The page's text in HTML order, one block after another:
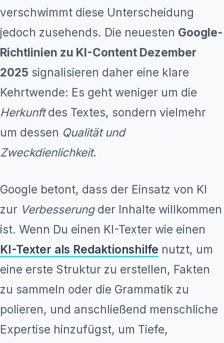
verschwimmt diese Unterscheidung
jedoch zusehends. Die neuesten Google-
Richtlinien zu KI-Content Dezember
2025 signalisieren daher eine klare
Kehrtwende: Es geht weniger um die
Herkunftdes Textes, sondern vielmehr
um dessen Qualität und
Zweckdienlichkeit.
Google betont, dass der Einsatz von KI
zur Verbesserungder Inhalte willkommen
ist. Wenn Du einen KI-Texter wie einen
KI-Texter als Redaktionshilfe nutzt, um
eine erste Struktur zu erstellen, Fakten
zu sammeln oder die Grammatik zu
polieren, und anschließend menschliche
Expertise hinzufügst, um Tiefe,